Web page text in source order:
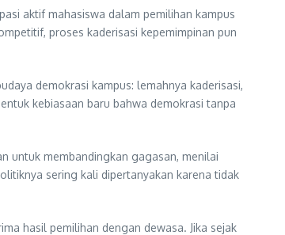
aktif mahasiswa dalam pemilihan kampus
proses kaderisasi kepemimpinan pun
demokrasi kampus: lemahnya kaderisasi,
kebiasaan baru bahwa demokrasi tanpa
untuk membandingkan gagasan, menilai
sering kali dipertanyakan karena tidak
hasil pemilihan dengan dewasa. Jika sejak